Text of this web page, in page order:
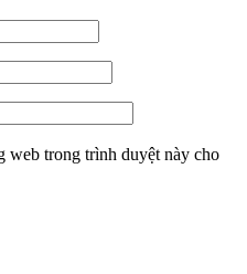
web trong trình duyệt này cho